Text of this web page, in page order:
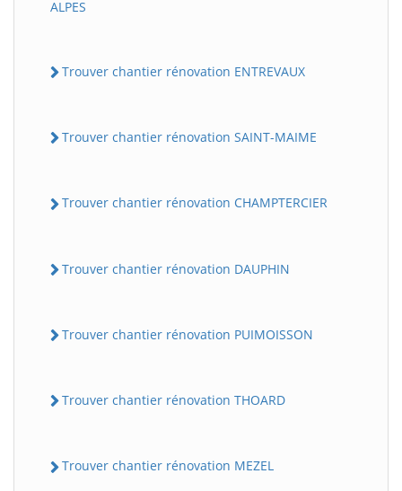
ALPES
Trouver chantier rénovation ENTREVAUX
Trouver chantier rénovation SAINT-MAIME
Trouver chantier rénovation CHAMPTERCIER
Trouver chantier rénovation DAUPHIN
Trouver chantier rénovation PUIMOISSON
Trouver chantier rénovation THOARD
Trouver chantier rénovation MEZEL